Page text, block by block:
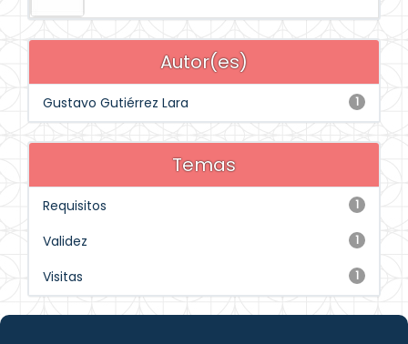
Autor(es)
1
Gustavo Gutiérrez Lara
Temas
1
Requisitos
1
Validez
1
Visitas